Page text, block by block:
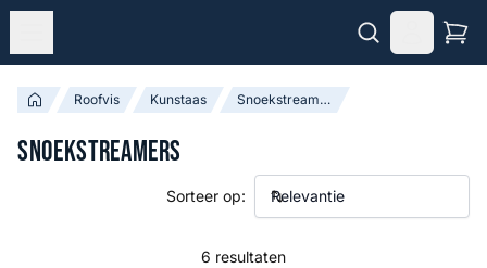
Roofvis Kunstaas Snoekstreamers
Snoekstreamers
6 resultaten
Sorteer op: